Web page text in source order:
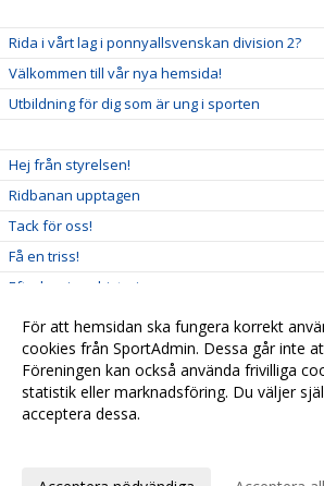
Rida i vårt lag i ponnyallsvenskan division 2?
Välkommen till vår nya hemsida!
Utbildning för dig som är ung i sporten
Hej från styrelsen!
Ridbanan upptagen
Tack för oss!
Få en triss!
Efterlysning - historia
Ridskolestart
Ystad Saltsjöbads champions tour!
inställningar
Webbversion
För att hemsidan ska fungera korrekt
cookies från SportAdmin. Dessa går inte
Föreningen kan också använda frivilliga
statistik eller marknadsföring. Du väljer
acceptera dessa.